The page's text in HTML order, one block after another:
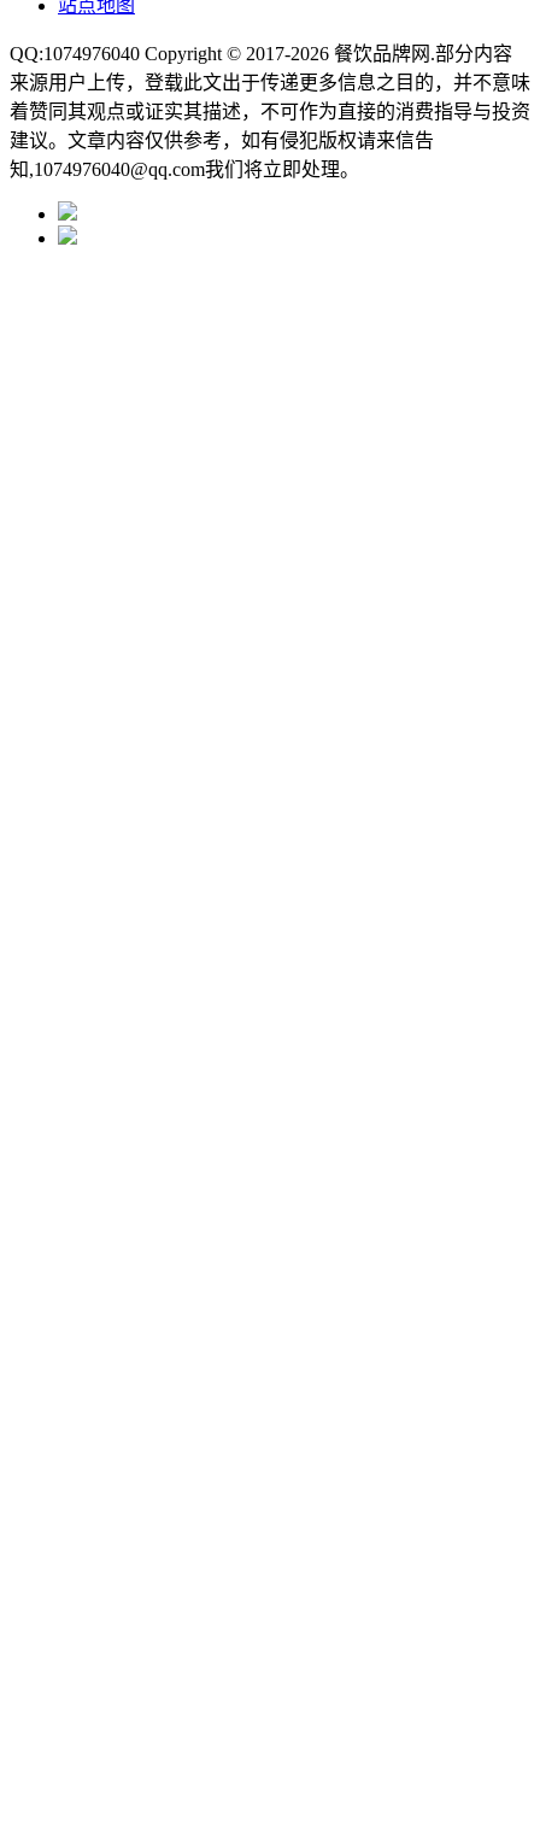
站点地图
QQ:1074976040 Copyright © 2017-2026 餐饮品牌网 .部分内容
来源用户上传，登载此文出于传递更多信息之目的，并不意味
着赞同其观点或证实其描述，不可作为直接的消费指导与投资
建议。文章内容仅供参考，如有侵犯版权请来信告
知,1074976040@qq.com我们将立即处理。